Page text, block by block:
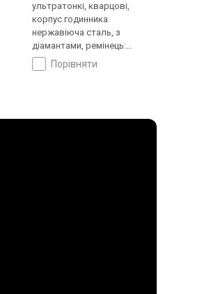
ультратонкі, кварцові,
корпус годинника
нержавіюча сталь, з
діамантами, ремінець:
браслет сталь, WR 30,
Швейцарія
порівняти